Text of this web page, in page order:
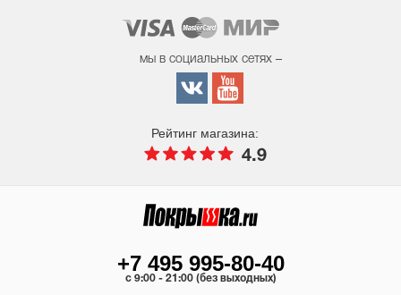
мы в социальных сетях –
Рейтинг магазина:
4.9
+7 495 995-80-40
c 9:00 - 21:00 (без выходных)